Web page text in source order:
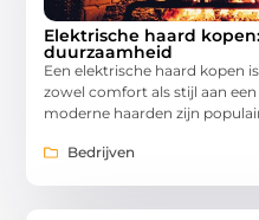
Elektrische haard
duurzaamheid
Een elektrische haard kopen
zowel comfort als stijl aan
moderne haarden zijn
Bedrijven